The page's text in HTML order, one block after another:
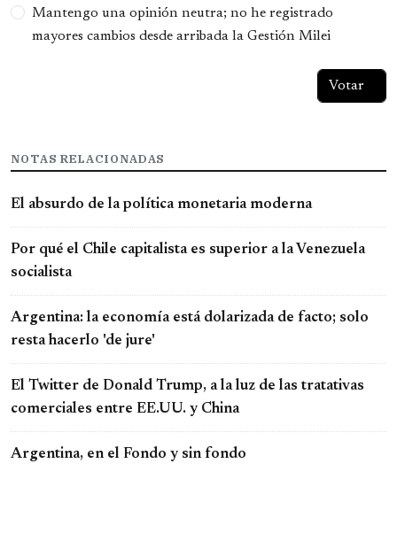
Mantengo una opinión neutra; no he registrado
mayores cambios desde arribada la Gestión Milei
NOTAS RELACIONADAS
El absurdo de la política monetaria moderna
Por qué el Chile capitalista es superior a la Venezuela
socialista
Argentina: la economía está dolarizada de facto; solo
resta hacerlo 'de jure'
El Twitter de Donald Trump, a la luz de las tratativas
comerciales entre EE.UU. y China
Argentina, en el Fondo y sin fondo